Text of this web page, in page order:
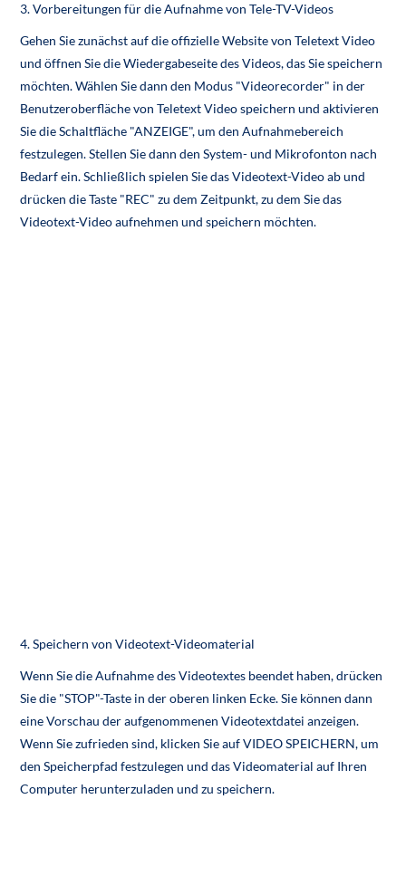
3. Vorbereitungen für die Aufnahme von Tele-TV-Videos
Gehen Sie zunächst auf die offizielle Website von Teletext Video
und öffnen Sie die Wiedergabeseite des Videos, das Sie speichern
möchten. Wählen Sie dann den Modus "Videorecorder" in der
Benutzeroberfläche von Teletext Video speichern und aktivieren
Sie die Schaltfläche "ANZEIGE", um den Aufnahmebereich
festzulegen. Stellen Sie dann den System- und Mikrofonton nach
Bedarf ein. Schließlich spielen Sie das Videotext-Video ab und
drücken die Taste "REC" zu dem Zeitpunkt, zu dem Sie das
Videotext-Video aufnehmen und speichern möchten.
4. Speichern von Videotext-Videomaterial
Wenn Sie die Aufnahme des Videotextes beendet haben, drücken
Sie die "STOP"-Taste in der oberen linken Ecke. Sie können dann
eine Vorschau der aufgenommenen Videotextdatei anzeigen.
Wenn Sie zufrieden sind, klicken Sie auf VIDEO SPEICHERN, um
den Speicherpfad festzulegen und das Videomaterial auf Ihren
Computer herunterzuladen und zu speichern.